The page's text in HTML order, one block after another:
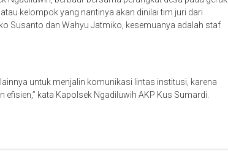
kelompok yang nantinya akan dinilai tim juri dari
Susanto dan Wahyu Jatmiko, kesemuanya adalah staf
untuk menjalin komunikasi lintas institusi, karena
kata Kapolsek Ngadiluwih AKP Kus Sumardi.